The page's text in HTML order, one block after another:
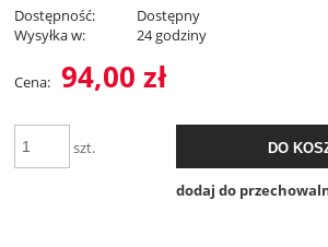
Dostępność:
Dostępny
Wysyłka w:
24 godziny
Cena: 94,00 zł
szt. DO
dodaj do